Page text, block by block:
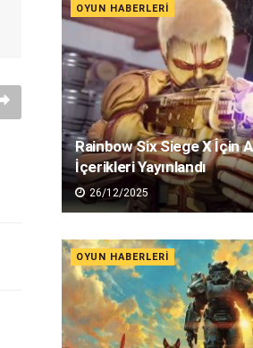
OYUN HABERLERI
Rainbow Six Siege X İçin
İçerikleri Yayınlandı
26/12/2025
OYUN HABERLERI